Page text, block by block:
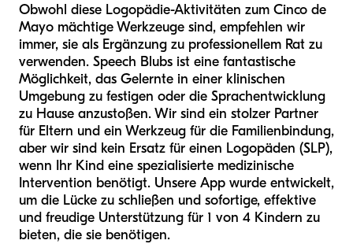
Obwohl diese Logopädie-Aktivitäten zum Cinco de
Mayo mächtige Werkzeuge sind, empfehlen wir
immer, sie als Ergänzung zu professionellem Rat zu
verwenden. Speech Blubs ist eine fantastische
Möglichkeit, das Gelernte in einer klinischen
Umgebung zu festigen oder die Sprachentwicklung
zu Hause anzustoßen. Wir sind ein stolzer Partner
für Eltern und ein Werkzeug für die Familienbindung,
aber wir sind kein Ersatz für einen Logopäden (SLP),
wenn Ihr Kind eine spezialisierte medizinische
Intervention benötigt. Unsere App wurde entwickelt,
um die Lücke zu schließen und sofortige, effektive
und freudige Unterstützung für 1 von 4 Kindern zu
bieten, die sie benötigen.